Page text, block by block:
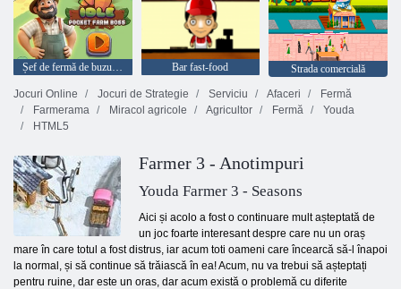
Șef de fermă de buzunar inactiv Bar fast-food
Strada comercială
Jocuri Online
Jocuri de Strategie Serviciu Afaceri
Fermă
Farmerama
Miracol agricole Agricultor Fermă
Youda
HTML5
Farmer 3 - Anotimpuri
Youda Farmer 3 - Seasons
Aici și acolo a fost o continuare mult așteptată de
un joc foarte interesant despre care nu un oraș
mare în care totul a fost distrus, iar acum toti oameni care încearcă să-l înapoi
la normal, și să continue să trăiască în ea! Acum, nu va trebui să așteptați
pentru ruine, dar este un oras, dar acum există o problemă cu diferite